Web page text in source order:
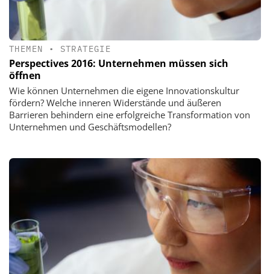
THEMEN • STRATEGIE
Perspectives 2016: Unternehmen müssen sich
öffnen
Wie können Unternehmen die eigene Innovationskultur
fördern? Welche inneren Widerstände und äußeren
Barrieren behindern eine erfolgreiche Transformation von
Unternehmen und Geschäftsmodellen?